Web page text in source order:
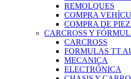
REMOLQUES
COMPRA
COMPRA DE
CARCROSS Y
CARCROSS
FORMULAS TT
MECANICA
ELECTRÓNICA